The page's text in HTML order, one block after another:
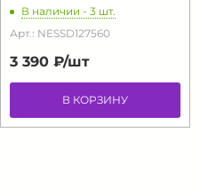
В наличии - 3 шт.
Арт.: NESSD127560
3 390 ₽/шт
В КОРЗИНУ